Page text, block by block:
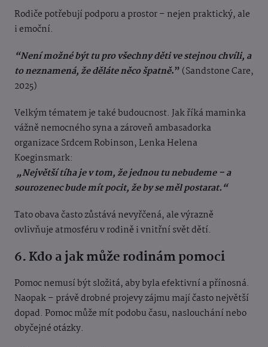
Rodiče potřebují podporu a prostor – nejen praktický, ale
i emoční.
“Není možné být tu pro všechny děti ve stejnou chvíli, a
to neznamená, že děláte něco špatně.” (Sandstone Care,
2025)
Velkým tématem je také budoucnost. Jak říká maminka
vážně nemocného syna a zároveň ambasadorka
organizace Srdcem Robinson, Lenka Helena
Koeginsmark:
„Největší tíha je v tom, že jednou tu nebudeme – a
sourozenec bude mít pocit, že by se měl postarat.“
Tato obava často zůstává nevyřčená, ale výrazně
ovlivňuje atmosféru v rodině i vnitřní svět dětí.
6. Kdo a jak může rodinám pomoci
Pomoc nemusí být složitá, aby byla efektivní a přínosná.
Naopak – právě drobné projevy zájmu mají často největší
dopad. Pomoc může mít podobu času, naslouchání nebo
obyčejné otázky.